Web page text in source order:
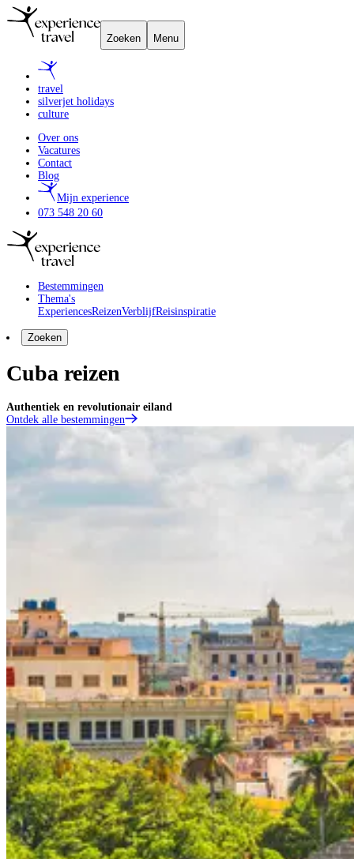
Zoeken Menu
travel
silverjet holidays
culture
Over ons
Vacatures
Contact
Blog
Mijn experience
073 548 20 60
Bestemmingen
Thema's
ExperiencesReizenVerblijfReisinspiratie
Zoeken
Cuba reizen
Authentiek en revolutionair eiland
Ontdek alle bestemmingen